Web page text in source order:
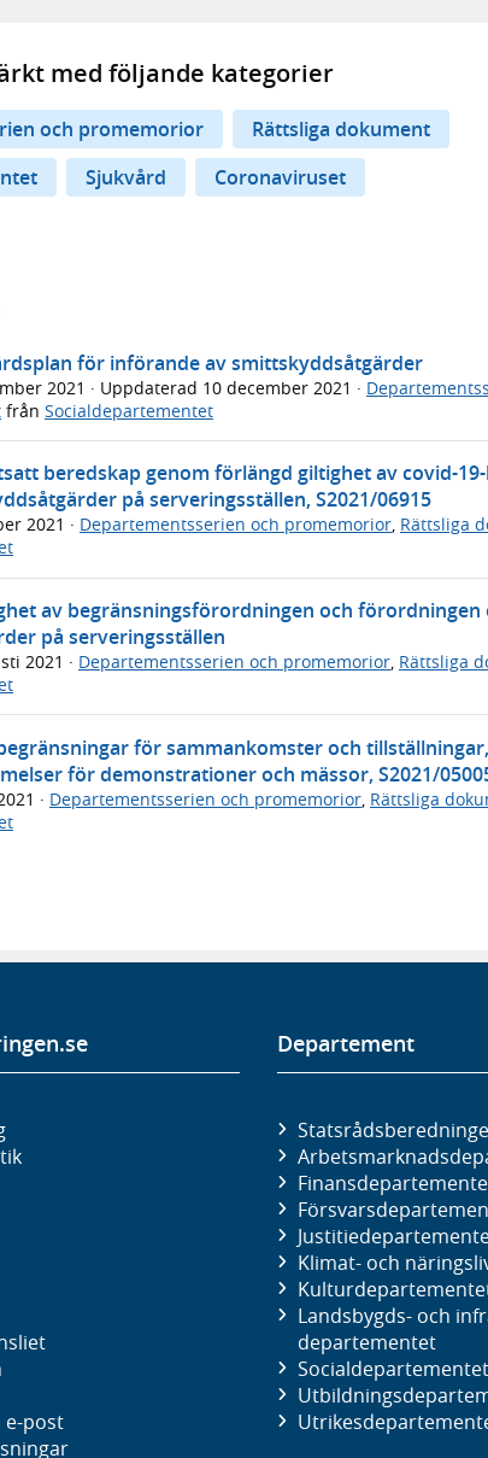
med följande kategorier
och promemorior
Rättsliga dokument
Sjukvård Coronaviruset
för införande av smittskyddsåtgärder
2021 · Uppdaterad 10 december 2021 ·
från Socialdepartementet
beredskap genom förlängd giltighet av covid-
på serveringsställen, S2021/06915
2021 · Departementsserien och promemorior, Rättsliga
av begränsningsförordningen och förordningen
på serveringsställen
2021 · Departementsserien och promemorior, Rättsliga
för sammankomster och
för demonstrationer och mässor, S2021/
· Departementsserien och promemorior Rättsliga
e-post
Departement
Klimat- och
Landsbygds- och
departementet
Social­departementet